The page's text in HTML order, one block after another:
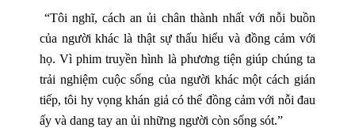
“Tôi nghĩ, cách an ủi chân thành nhất với nỗi buồn
của người khác là thật sự thấu hiểu và đồng cảm với
họ. Vì phim truyền hình là phương tiện giúp chúng ta
trải nghiệm cuộc sống của người khác một cách gián
tiếp, tôi hy vọng khán giả có thể đồng cảm với nỗi đau
ấy và dang tay an ủi những người còn sống sót.”